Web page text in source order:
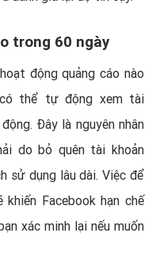
trong 60 ngày
động quảng cáo nào
có thể tự động xem tài
Đây là nguyên nhân
do bỏ quên tài khoản
sử dụng lâu dài. Việc để
Facebook hạn chế
xác minh lại nếu muốn